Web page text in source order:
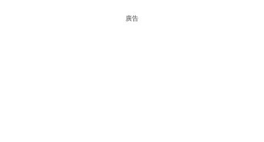
廣告